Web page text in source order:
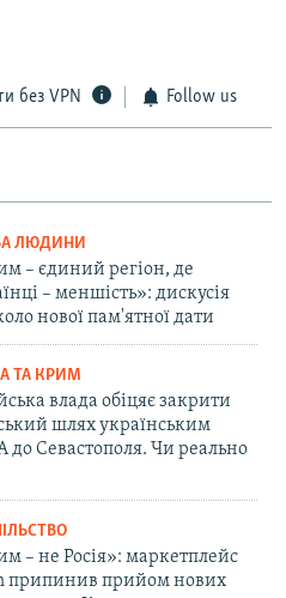
без VPN Follow us
ЛЮДИНИ
– єдиний регіон, де
– меншість»: дискусія
нової пам'ятної дати
ТА КРИМ
влада обіцяє закрити
шлях українським
до Севастополя. Чи реально
– не Росія»: маркетплейс
припинив прийом нових